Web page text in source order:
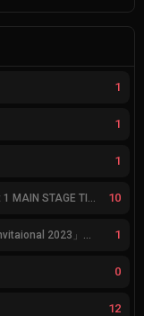
1
1
1
10
1
0
12